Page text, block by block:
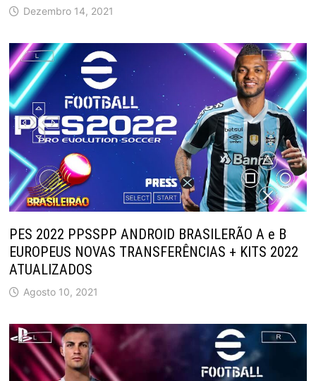
Dezembro 14, 2021
PES 2022 PPSSPP ANDROID BRASILERÃO A e B
EUROPEUS NOVAS TRANSFERÊNCIAS + KITS 2022
ATUALIZADOS
Agosto 10, 2021